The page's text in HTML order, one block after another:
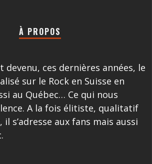
À PROPOS
devenu, ces dernières années, le
sur le Rock en Suisse en
au Québec… Ce qui nous
A la fois élitiste, qualitatif
s’adresse aux fans mais aussi